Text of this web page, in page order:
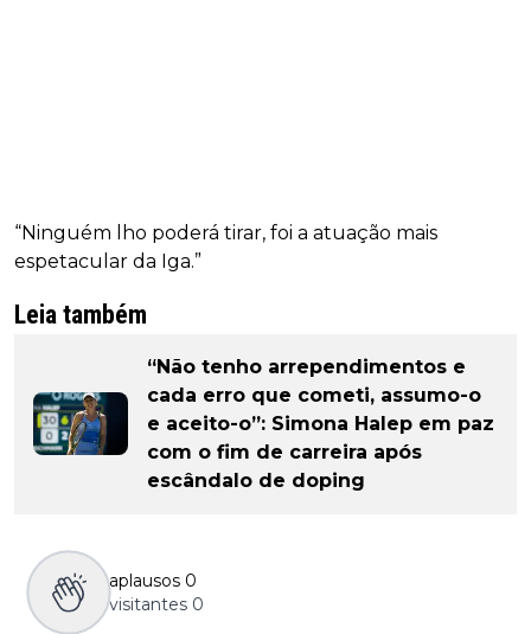
“Ninguém lho poderá tirar, foi a atuação mais
espetacular da Iga.”
Leia também
“Não tenho arrependimentos e
cada erro que cometi, assumo-o
e aceito-o”: Simona Halep em paz
com o fim de carreira após
escândalo de doping
aplausos 0
visitantes 0